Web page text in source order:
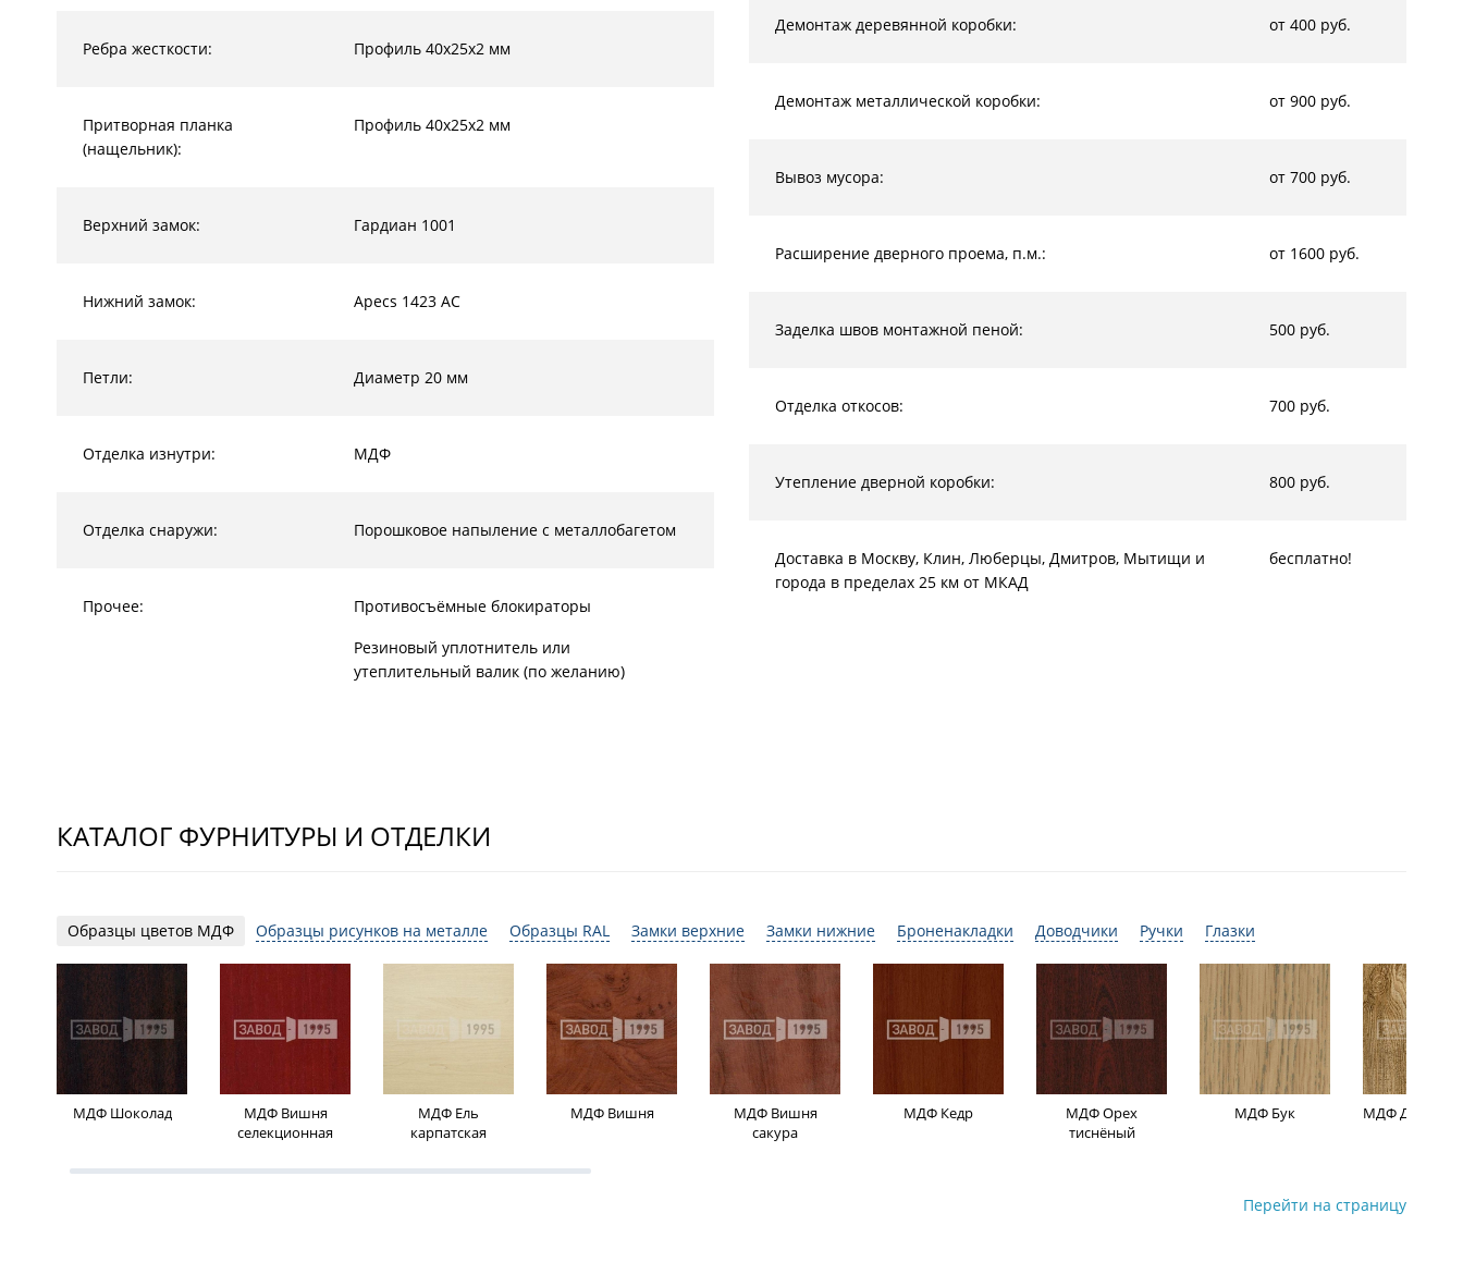
Ребра жесткости: Профиль 40х25х2 мм
Притворная планка
(нащельник):
Профиль 40х25х2 мм
Верхний замок: Гардиан 1001
Нижний замок: Apecs 1423 AC
Петли: Диаметр 20 мм
Отделка изнутри: МДФ
Отделка снаружи: Порошковое напыление с металлобагетом
Прочее:
Противосъёмные блокираторы
Резиновый уплотнитель или
утеплительный валик (по желанию)
Демонтаж деревянной коробки: от 400 руб.
Демонтаж металлической коробки: от 900 руб.
Вывоз мусора: от 700 руб.
Расширение дверного проема, п.м.: от 1600 руб.
Заделка швов монтажной пеной: 500 руб.
Отделка откосов: 700 руб.
Утепление дверной коробки: 800 руб.
Доставка в Москву, Клин, Люберцы, Дмитров, Мытищи и
города в пределах 25 км от МКАД
бесплатно!
КАТАЛОГ ФУРНИТУРЫ И ОТДЕЛКИ
Образцы цветов МДФ Образцы рисунков на металле Образцы RAL Замки верхние Замки нижние Броненакладки Доводчики Ручки Глазки
МДФ Шоколад
МДФ Вишня
селекционная
МДФ Ель
карпатская
МДФ Вишня
МДФ Вишня
сакура
МДФ Кедр
МДФ Орех
тиснёный
МДФ Бук МДФ Дуб
Перейти на страницу